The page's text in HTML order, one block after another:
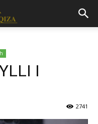
I
2741